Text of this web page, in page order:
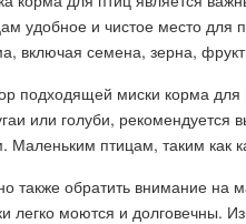
удобное и чистое место
включая семена, зерна,
подходящей миски корма для
или голуби, рекомендуется
Маленьким птицам, таким как
также обратить внимание на
легко моются и долговечны.